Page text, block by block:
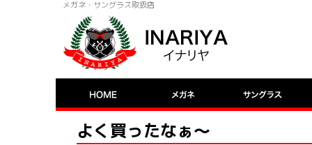
メガネ・サングラス取扱店
よく買ったなぁ～